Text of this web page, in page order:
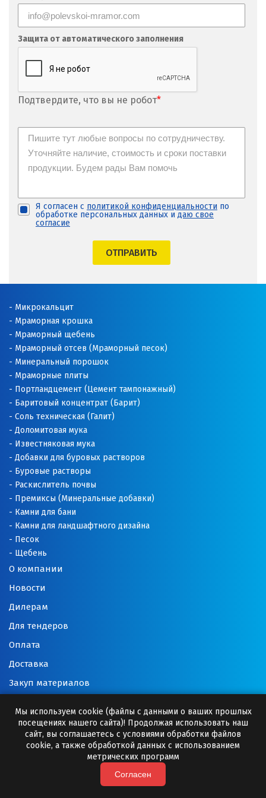
Псков
Пушкино
Пятигорск
Р
Ревда
Реутов
Ростов на Дону
Рязань
Самара
Санкт-Петербург
Саратов
Сатка
Севастополь
Североуральск
Сергиев Посад
Серов
Серпухов
Сибай
Смоленск
Сочи
Среднеуральск
Ступино
Сургут
Сухой Лог
Защита от автоматического заполнения
Подтвердите, что вы не робот*
Я согласен с политикой конфиденциальности по
обработке персональных данных и даю свое
согласие
ОТПРАВИТЬ
О компании
Новости
Дилерам
Для тендеров
Оплата
Доставка
Закуп материалов
Применение продукции
Нормативные документы
Микрокальцит
Мраморная крошка
Мраморный щебень
Мраморный отсев (Мраморный песок)
Минеральный порошок
Мраморные плиты
Портландцемент (Цемент тампонажный)
Баритовый концентрат (Барит)
Соль техническая (Галит)
Доломитовая мука
Известняковая мука
Добавки для буровых растворов
Буровые растворы
Раскислитель почвы
Премиксы (Минеральные добавки)
Камни для бани
Камни для ландшафтного дизайна
Песок
Щебень
Мы используем cookie (файлы с данными о ваших прошлых
посещениях нашего сайта)! Продолжая использовать наш
сайт, вы соглашаетесь с условиями обработки файлов
cookie, а также обработкой данных с использованием
метрических программ
Согласен